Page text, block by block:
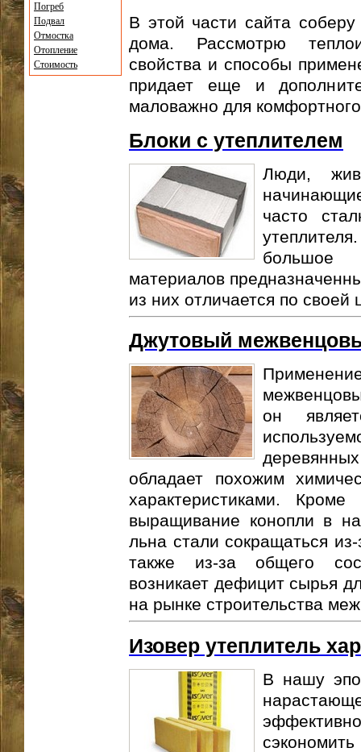
В этой части сайта
дома. Рассмотрю
свойства и способы
придает еще и
маловажно для
Блоки с утеплителем
Люди,
часто
большое
материалов
из них отличается по своей
Джутовый
он
обладает похожим
характеристиками.
выращивание конопли в
льна стали сокращаться
также из-за общего
возникает дефицит сырья
на рынке строительства
Изовер утеплитель
В нашу
Погреб
Подвал
Отмостка
Отопление
Стоимость